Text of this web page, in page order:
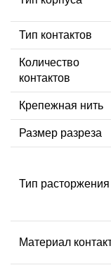
Тип контактов
Количество
контактов
Крепежная нить
Размер разреза
Тип расторжения
Материал